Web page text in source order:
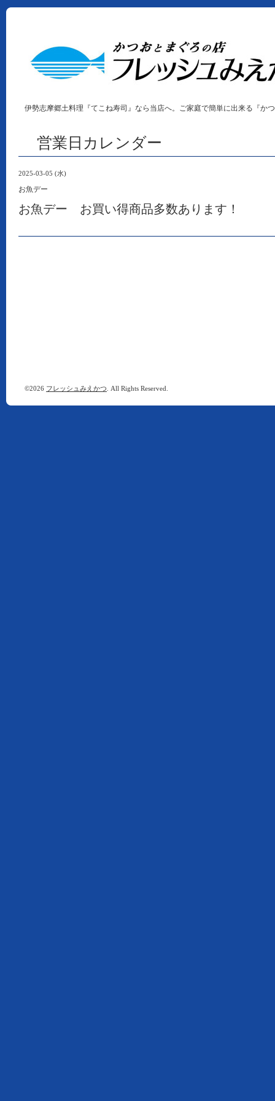
伊勢志摩郷土料理『てこね寿司』なら当店へ。ご家庭で簡単に出来る『か
営業日カレンダー
2025-03-05 (水)
お魚デー
お魚デー お買い得商品多数あります！
©2026 フレッシュみえかつ . All Rights Reserved.